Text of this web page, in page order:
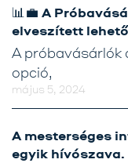
📊💼 A
elveszített
május 5, 2024
A próbavásárlók
opció,
A mesterséges
egyik hívószava.